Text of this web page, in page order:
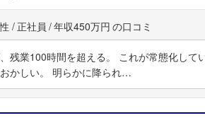
正社員 年収450万円
残業100時間を超える。 これが常態化して
かしい。 明らかに降られ…